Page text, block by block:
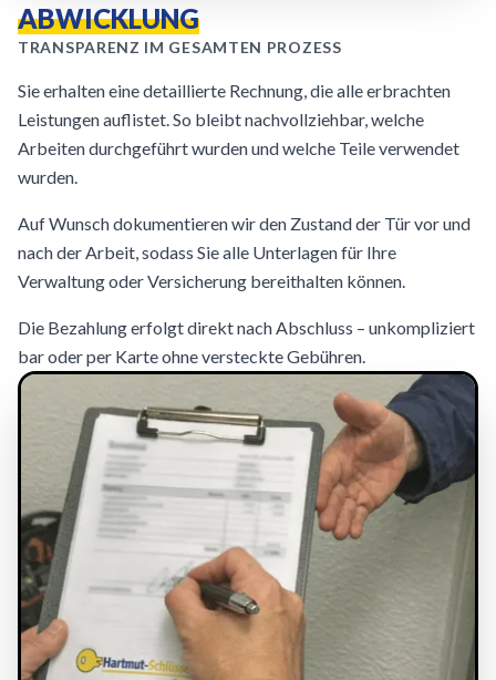
ABWICKLUNG
TRANSPARENZ IM GESAMTEN PROZESS
Sie erhalten eine detaillierte Rechnung, die alle erbrachten
Leistungen auflistet. So bleibt nachvollziehbar, welche
Arbeiten durchgeführt wurden und welche Teile verwendet
wurden.
Auf Wunsch dokumentieren wir den Zustand der Tür vor und
nach der Arbeit, sodass Sie alle Unterlagen für Ihre
Verwaltung oder Versicherung bereithalten können.
Die Bezahlung erfolgt direkt nach Abschluss – unkompliziert
bar oder per Karte ohne versteckte Gebühren.